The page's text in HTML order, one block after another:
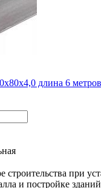
длина 6 метров
строительства при
и постройке